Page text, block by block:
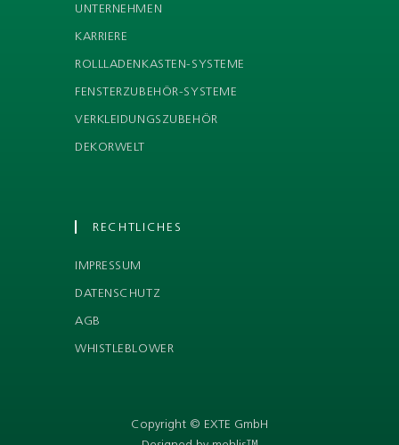
Copyright © EXTE GmbH
UNTERNEHMEN
KARRIERE
ROLLLADENKASTEN-SYSTEME
FENSTERZUBEHÖR-SYSTEME
VERKLEIDUNGSZUBEHÖR
DEKORWELT
RECHTLICHES
IMPRESSUM
DATENSCHUTZ
AGB
WHISTLEBLOWER